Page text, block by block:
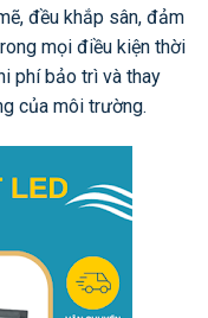
đều khắp sân, đảm
mọi điều kiện thời
phí bảo trì và thay
của môi trường.